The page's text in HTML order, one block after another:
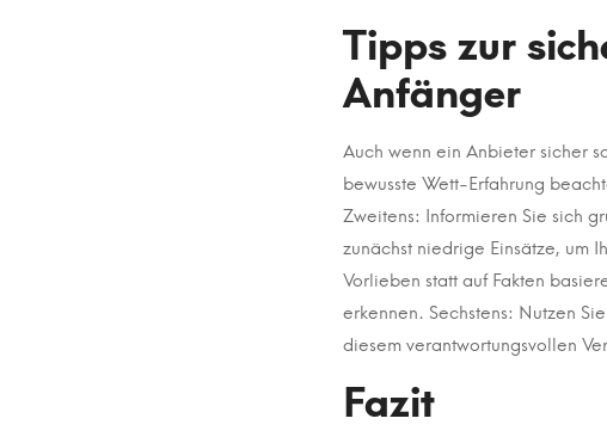
Tipps zur
Anfänger
Auch wenn ein Anbieter sicher
bewusste Wett-Erfahrung
Zweitens: Informieren Sie sich
zunächst niedrige Einsätze, um
Vorlieben statt auf Fakten
erkennen. Sechstens: Nutzen
diesem verantwortungsvollen
Fazit